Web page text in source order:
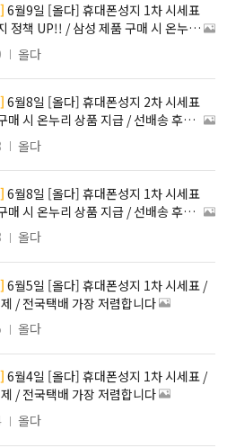
6월9일 [올다] 휴대폰성지 1차 시세표
정책 UP!! / 삼성 제품 구매 시 온누리
국 택배 가장 저렴합니다
올다
6월8일 [올다] 휴대폰성지 2차 시세표
매 시 온누리 상품 지급 / 선배송 후결
가장 저렴합니다
올다
6월8일 [올다] 휴대폰성지 1차 시세표
매 시 온누리 상품 지급 / 선배송 후결
가장 저렴합니다
올다
6월5일 [올다] 휴대폰성지 1차 시세표 /
/ 전국택배 가장 저렴합니다
올다
6월4일 [올다] 휴대폰성지 1차 시세표 /
/ 전국택배 가장 저렴합니다
올다